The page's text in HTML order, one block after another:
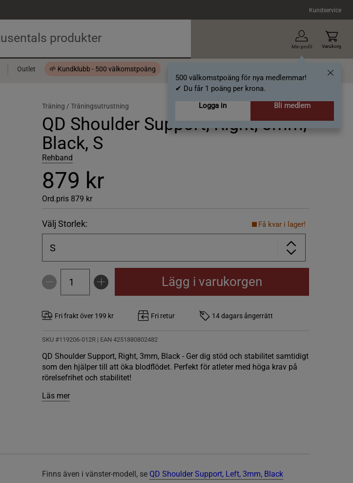
Kundservice
Min profil
500 välkomstpoäng för nya medlemmar!
✔ Du får 1 poäng per krona.
Logga in
Bli medlem
Varukorg
Outlet 🌱 Kundklubb - 500 välkomstpoäng
Träning / Träningsutrustning
QD Shoulder Support, Right, 3mm,
Black, S
Rehband
879 kr
Ord.pris 879 kr
Välj Storlek: Få kvar i lager!
S
Lägg i varukorgen
Fri frakt över 199 kr Fri retur 14 dagars ångerrätt
SKU #119206-012R | EAN 4251880802482
QD Shoulder Support, Right, 3mm, Black - Ger dig stöd och stabilitet samtidigt
som den hjälper till att öka blodflödet. Perfekt för atleter med höga krav på
rörelsefrihet och stabilitet!
Läs mer
Finns även i vänster-modell, se QD Shoulder Support, Left, 3mm, Black